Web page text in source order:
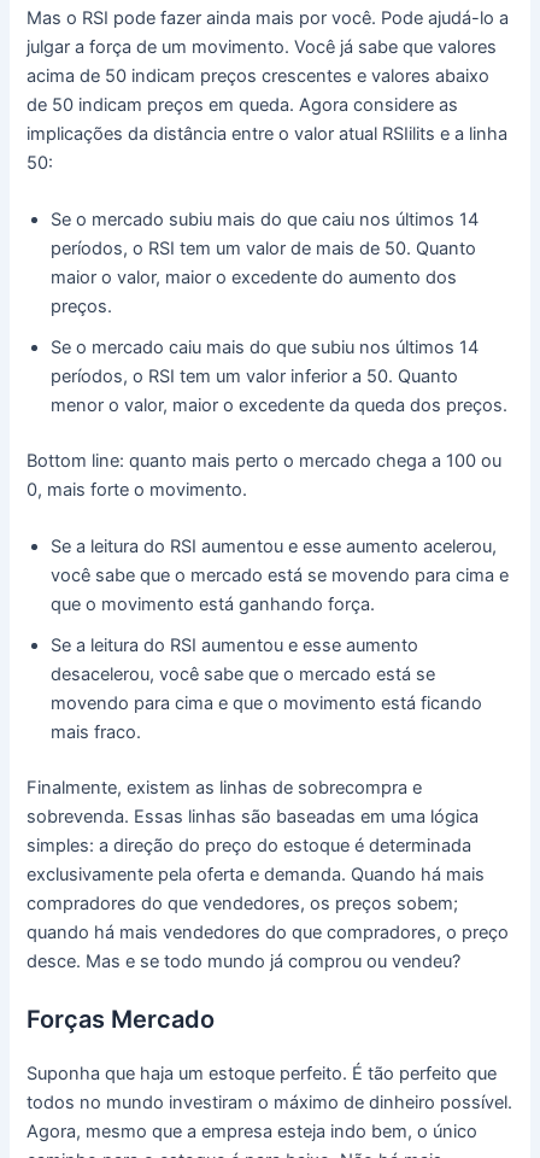
Mas o RSI pode fazer ainda mais por você. Pode ajudá-lo a
julgar a força de um movimento. Você já sabe que valores
acima de 50 indicam preços crescentes e valores abaixo
de 50 indicam preços em queda. Agora considere as
implicações da distância entre o valor atual RSIilits e a linha
50:
Se o mercado subiu mais do que caiu nos últimos 14
períodos, o RSI tem um valor de mais de 50. Quanto
maior o valor, maior o excedente do aumento dos
preços.
Se o mercado caiu mais do que subiu nos últimos 14
períodos, o RSI tem um valor inferior a 50. Quanto
menor o valor, maior o excedente da queda dos preços.
Bottom line: quanto mais perto o mercado chega a 100 ou
0, mais forte o movimento.
Se a leitura do RSI aumentou e esse aumento acelerou,
você sabe que o mercado está se movendo para cima e
que o movimento está ganhando força.
Se a leitura do RSI aumentou e esse aumento
desacelerou, você sabe que o mercado está se
movendo para cima e que o movimento está ficando
mais fraco.
Finalmente, existem as linhas de sobrecompra e
sobrevenda. Essas linhas são baseadas em uma lógica
simples: a direção do preço do estoque é determinada
exclusivamente pela oferta e demanda. Quando há mais
compradores do que vendedores, os preços sobem;
quando há mais vendedores do que compradores, o preço
desce. Mas e se todo mundo já comprou ou vendeu?
Forças Mercado
Suponha que haja um estoque perfeito. É tão perfeito que
todos no mundo investiram o máximo de dinheiro possível.
Agora, mesmo que a empresa esteja indo bem, o único